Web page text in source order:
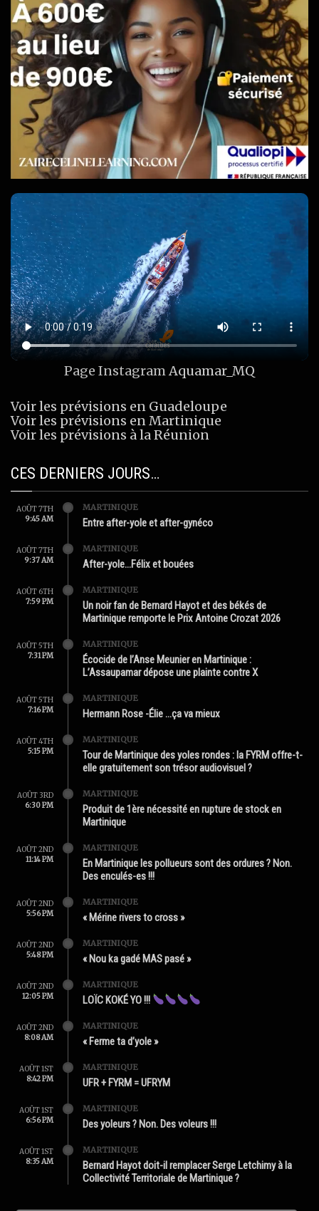
Page Instagram Aquamar_MQ
Voir les prévisions en Guadeloupe
Voir les prévisions en Martinique
Voir les prévisions à la Réunion
CES DERNIERS JOURS…
AOÛT 7TH
9:45 AM
MARTINIQUE
Entre after-yole et after-gynéco
AOÛT 7TH
9:37 AM
MARTINIQUE
After-yole…Félix et bouées
AOÛT 6TH
7:59 PM
MARTINIQUE
Un noir fan de Bernard Hayot et des békés de
Martinique remporte le Prix Antoine Crozat 2026
AOÛT 5TH
7:31 PM
MARTINIQUE
Écocide de l’Anse Meunier en Martinique :
L’Assaupamar dépose une plainte contre X
AOÛT 5TH
7:16 PM
MARTINIQUE
Hermann Rose -Élie …ça va mieux
AOÛT 4TH
5:15 PM
MARTINIQUE
Tour de Martinique des yoles rondes : la FYRM offre-t-
elle gratuitement son trésor audiovisuel ?
AOÛT 3RD
6:30 PM
MARTINIQUE
Produit de 1ère nécessité en rupture de stock en
Martinique
AOÛT 2ND
11:14 PM
MARTINIQUE
En Martinique les pollueurs sont des ordures ? Non.
Des enculés-es !!!
AOÛT 2ND
5:56 PM
MARTINIQUE
« Mérine rivers to cross »
AOÛT 2ND
5:48 PM
MARTINIQUE
« Nou ka gadé MAS pasé »
AOÛT 2ND
12:05 PM
MARTINIQUE
LOÏC KOKÉ YO !!!
AOÛT 2ND
8:08 AM
MARTINIQUE
« Ferme ta d’yole »
AOÛT 1ST
8:42 PM
MARTINIQUE
UFR + FYRM = UFRYM
AOÛT 1ST
6:56 PM
MARTINIQUE
Des yoleurs ? Non. Des voleurs !!!
AOÛT 1ST
8:35 AM
MARTINIQUE
Bernard Hayot doit-il remplacer Serge Letchimy à la
Collectivité Territoriale de Martinique ?